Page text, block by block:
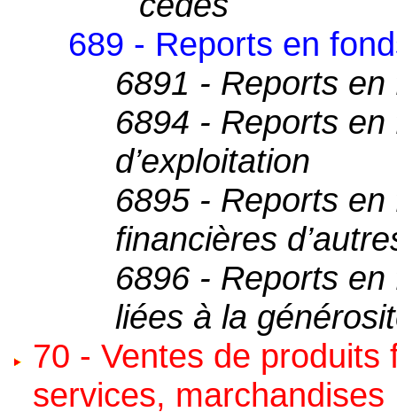
689 - Reports en
6891 - Reports
6894 - Reports
d’exploitation
6895 - Reports
financières
6896 - Reports
liées à la
70 - Ventes de
services, marchandises